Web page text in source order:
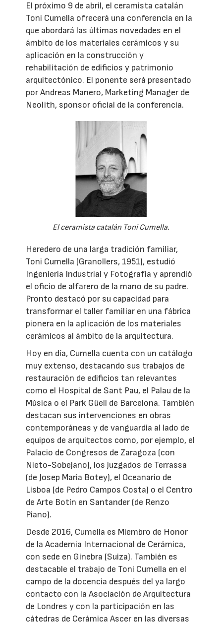
El próximo 9 de abril, el ceramista catalán
Toni Cumella ofrecerá una conferencia en la
que abordará las últimas novedades en el
ámbito de los materiales cerámicos y su
aplicación en la construcción y
rehabilitación de edificios y patrimonio
arquitectónico. El ponente será presentado
por Andreas Manero, Marketing Manager de
Neolith, sponsor oficial de la conferencia.
El ceramista catalán Toni Cumella.
Heredero de una larga tradición familiar,
Toni Cumella (Granollers, 1951), estudió
Ingeniería Industrial y Fotografía y aprendió
el oficio de alfarero de la mano de su padre.
Pronto destacó por su capacidad para
transformar el taller familiar en una fábrica
pionera en la aplicación de los materiales
cerámicos al ámbito de la arquitectura.
Hoy en día, Cumella cuenta con un catálogo
muy extenso, destacando sus trabajos de
restauración de edificios tan relevantes
como el Hospital de Sant Pau, el Palau de la
Música o el Park Güell de Barcelona. También
destacan sus intervenciones en obras
contemporáneas y de vanguardia al lado de
equipos de arquitectos como, por ejemplo, el
Palacio de Congresos de Zaragoza (con
Nieto-Sobejano), los juzgados de Terrassa
(de Josep Maria Botey), el Oceanario de
Lisboa (de Pedro Campos Costa) o el Centro
de Arte Botín en Santander (de Renzo
Piano).
Desde 2016, Cumella es Miembro de Honor
de la Academia Internacional de Cerámica,
con sede en Ginebra (Suiza). También es
destacable el trabajo de Toni Cumella en el
campo de la docencia después del ya largo
contacto con la Asociación de Arquitectura
de Londres y con la participación en las
cátedras de Cerámica Ascer en las diversas